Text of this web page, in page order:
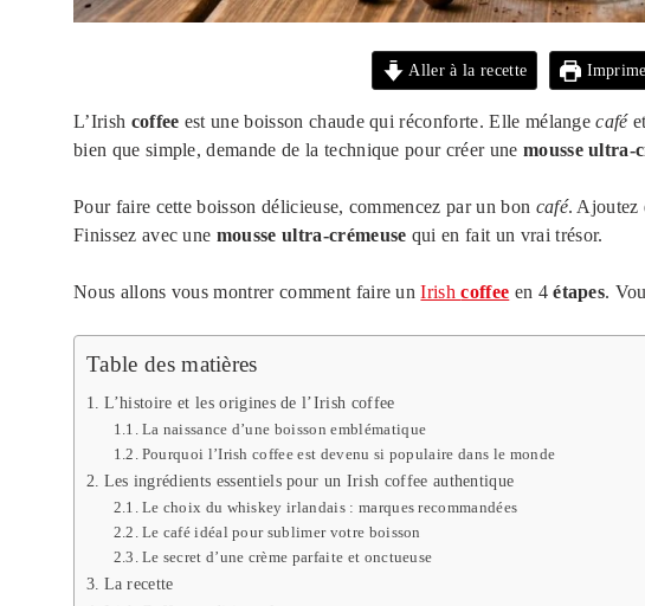
Aller à la recette
L’Irish coffee est une boisson chaude qui réconforte. Elle mélangecafé
bien que simple, demande de la technique pour créer une mousse ultra-
Pour faire cette boisson délicieuse, commencez par un bon café. Ajoutez
Finissez avec une mousse ultra-crémeuse qui en fait un vrai trésor.
Nous allons vous montrer comment faire unIrishcoffee en 4étapes.
Table des matières
L’histoire et les origines de l’Irish coffee
La naissance d’une boisson emblématique
Pourquoi l’Irish coffee est devenu si populaire dans le monde
Les ingrédients essentiels pour un Irish coffee authentique
Le choix du whiskey irlandais : marques recommandées
Le café idéal pour sublimer votre boisson
Le secret d’une crème parfaite et onctueuse
La recette